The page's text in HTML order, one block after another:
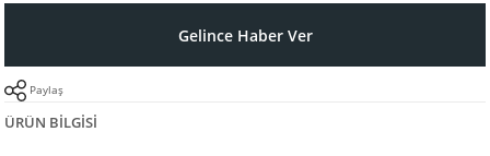
Gelince Haber Ver
Paylaş
ÜRÜN BILGISI